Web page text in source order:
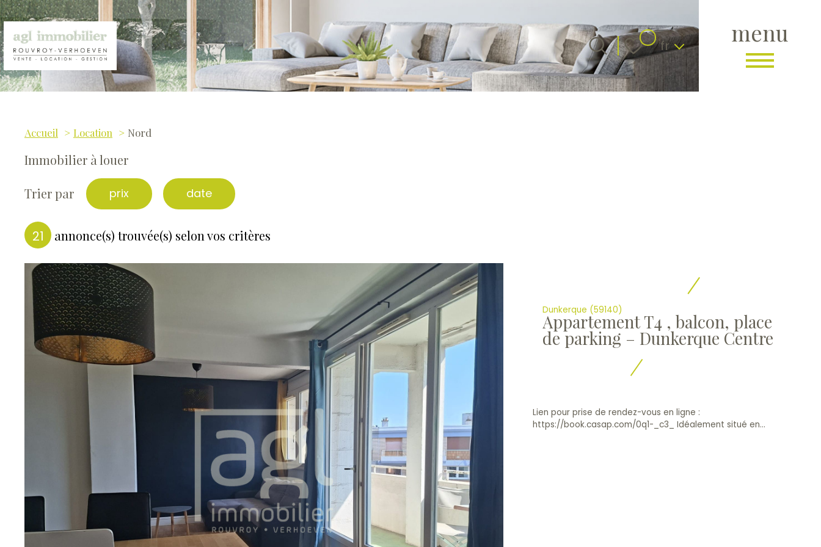
menu
0 Langue
fr
Accueil Location Nord
Immobilier à louer
Trier par prix date
21 annonce(s) trouvée(s) selon vos critères
Dunkerque (59140)
Appartement T4 , balcon, place
de parking – Dunkerque Centre
Lien pour prise de rendez-vous en ligne :
https://book.casap.com/0q1-_c3_ Idéalement situé en...